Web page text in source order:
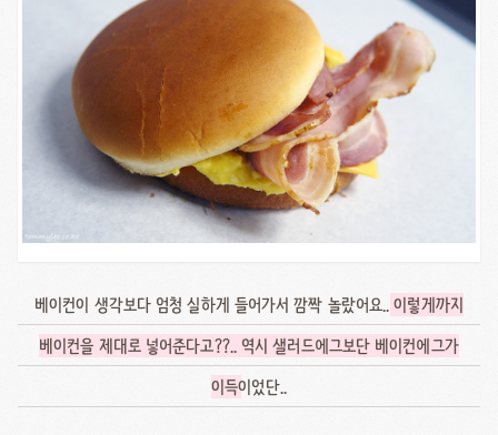
베이컨이 생각보다 엄청 실하게 들어가서 깜짝 놀랐어요..이렇게까지
베이컨을 제대로 넣어준다고??.. 역시 샐러드에그보단 베이컨에그가
이득이었단..